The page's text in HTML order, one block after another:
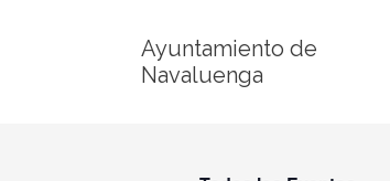
Ayuntamiento de
Navaluenga